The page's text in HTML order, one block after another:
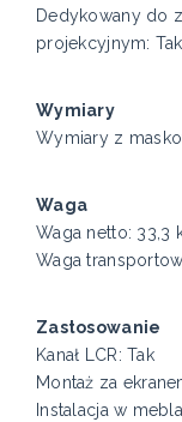
Dedykowany do
projekcyjnym: Tak
Wymiary
Wymiary z
Waga
Waga netto: 33,3
Waga
Zastosowanie
Kanał LCR: Tak
Montaż za
Instalacja w